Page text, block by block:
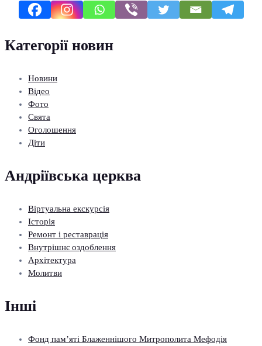
Категорії новин
Новини
Відео
Фото
Свята
Оголошення
Діти
Андріївська церква
Віртуальна екскурсія
Історія
Ремонт і реставрація
Внутрішнє оздоблення
Архітектура
Молитви
Інші
Фонд пам’яті Блаженнішого Митрополита Мефодія